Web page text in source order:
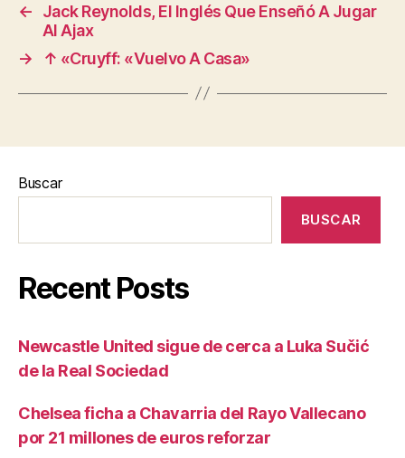
←
Jack Reynolds, El Inglés Que Enseñó A Jugar
Al Ajax
→
↑ «Cruyff: «Vuelvo A Casa»
Buscar
BUSCAR
Recent Posts
Newcastle United sigue de cerca a Luka Sučić
de la Real Sociedad
Chelsea ficha a Chavarria del Rayo Vallecano
por 21 millones de euros reforzar